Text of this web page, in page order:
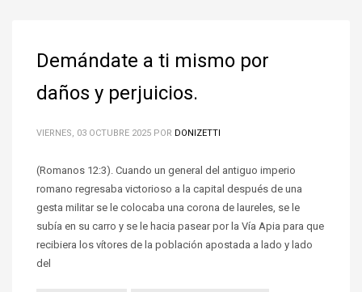
Demándate a ti mismo por
daños y perjuicios.
VIERNES, 03 OCTUBRE 2025 POR DONIZETTI
(Romanos 12:3). Cuando un general del antiguo imperio
romano regresaba victorioso a la capital después de una
gesta militar se le colocaba una corona de laureles, se le
subía en su carro y se le hacia pasear por la Vía Apia para que
recibiera los vítores de la población apostada a lado y lado
del